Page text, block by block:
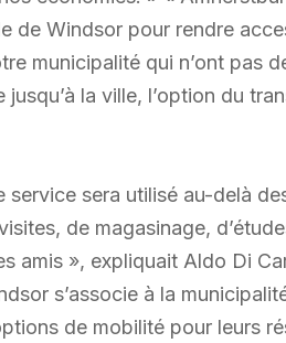
de Windsor pour rendre
municipalité qui n’ont pas
jusqu’à la ville, l’option du
service sera utilisé au-delà
de magasinage,
amis », expliquait Aldo Di
s’associe à la
de mobilité pour leurs